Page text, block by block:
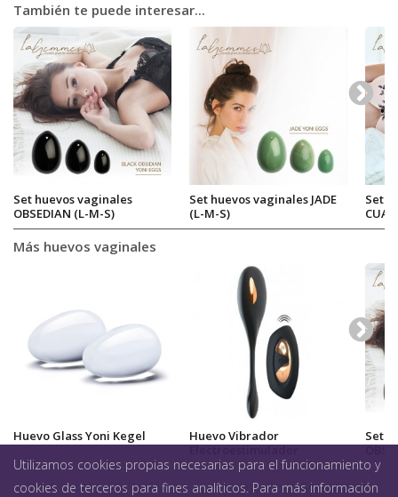
También te puede interesar...
Set huevos vaginales
OBSEDIAN (L-M-S)
Set huevos vaginales JADE
(L-M-S)
Set
Más huevos vaginales
Huevo Glass Yoni Kegel
Huevo Vibrador
Electroestimulador
XOUXOU
Set
Salud sexual > Suelo pélvico > Huevos vaginales > Set huevos
Utilizamos cookies propias necesarias para el funcionamiento y
cookies de terceros para fines analíticos. Para más información